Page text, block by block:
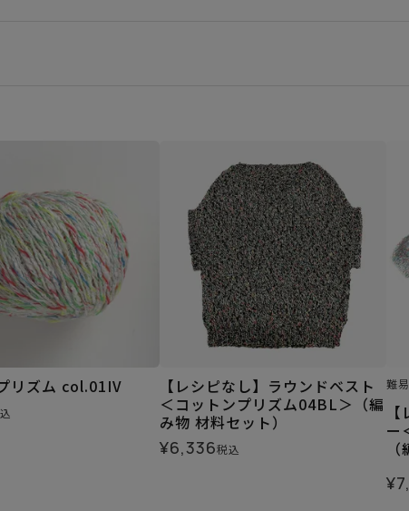
リズム col.01IV
【レシピなし】ラウンドベスト
＜コットンプリズム04BL＞（編
み物 材料セット）
¥6,336税込
難
ー
¥